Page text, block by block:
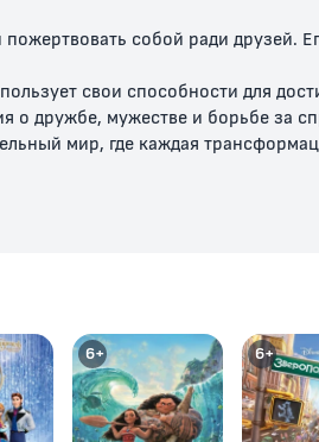
собой ради друзей.
свои способности для
дружбе, мужестве и борьбе за
мир, где каждая
6+ 6+